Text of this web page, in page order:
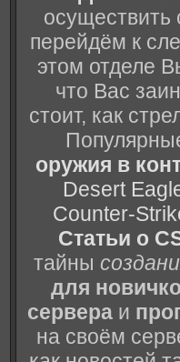
осуществить
перейдём к
этом отделе
что Вас
стоит, как
оружия в
Desert
Counter-
Статьи о
тайны
для
сервера и
на своём